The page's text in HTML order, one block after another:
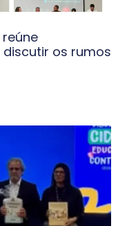
reúne
os rumos